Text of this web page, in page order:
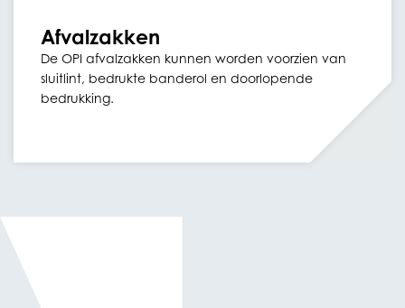
Afvalzakken
De OPI afvalzakken kunnen worden voorzien van
sluitlint, bedrukte banderol en doorlopende
bedrukking.